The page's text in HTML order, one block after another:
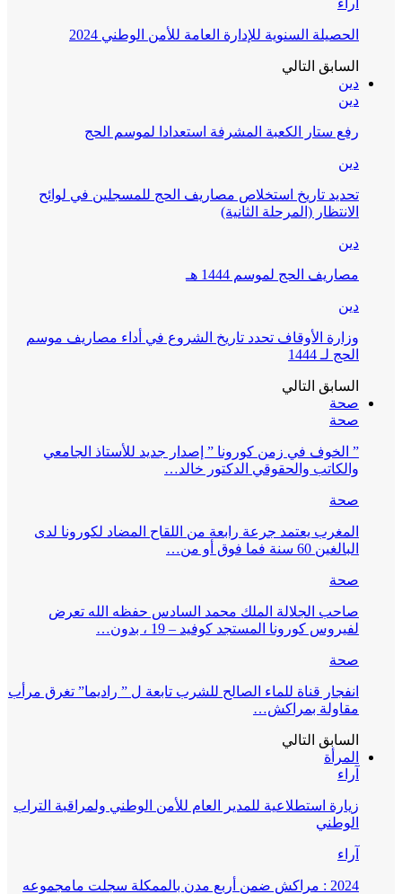
آراء
الحصيلة السنوية للإدارة العامة للأمن الوطني 2024
السابق التالي
دين
دين
رفع ستار الكعبة المشرفة استعدادا لموسم الحج
دين
تحديد تاريخ استخلاص مصاريف الحج للمسجلين في لوائح
الانتظار (المرحلة الثانية)
دين
مصاريف الحج لموسم 1444 هـ
دين
وزارة الأوقاف تحدد تاريخ الشروع في أداء مصاريف موسم
الحج لـ 1444
السابق التالي
صحة
صحة
” الخوف في زمن كورونا ” إصدار جديد للأستاذ الجامعي
والكاتب والحقوقي الدكتور خالد…
صحة
المغرب يعتمد جرعة رابعة من اللقاح المضاد لكورونا لدى
البالغين 60 سنة فما فوق أو من…
صحة
صاحب الجلالة الملك محمد السادس حفظه الله تعرض
لفيروس كورونا المستجد كوفيد – 19 ، بدون…
صحة
انفجار قناة للماء الصالح للشرب تابعة ل ” راديما” تغرق مرأب
مقاولة بمراكش…
السابق التالي
المرأة
آراء
زيارة استطلاعية للمدير العام للأمن الوطني ولمراقبة التراب
الوطني
آراء
2024 : مراكش ضمن أربع مدن بالممكلة سجلت مامجموعه